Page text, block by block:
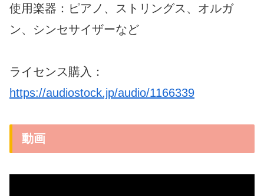
使用楽器：ピアノ、ストリングス、オルガ
ン、シンセサイザーなど
ライセンス購入：
https://audiostock.jp/audio/1166339
動画